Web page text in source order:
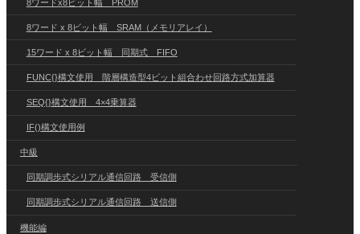
8ワードx8ビット幅 PROM
8ワード x 8ビット幅 SRAM（メモリアレイ）
15ワード x 8ビット幅 同期式 FIFO
FUNC{}構文使用 階層構造型4ビット組合わせ回路方式加算器
SEQ{}構文使用 4×4乗算器
IF()構文使用例
中級
同期調歩式シリアル通信回路 受信側
同期調歩式シリアル通信回路 送信側
機能編